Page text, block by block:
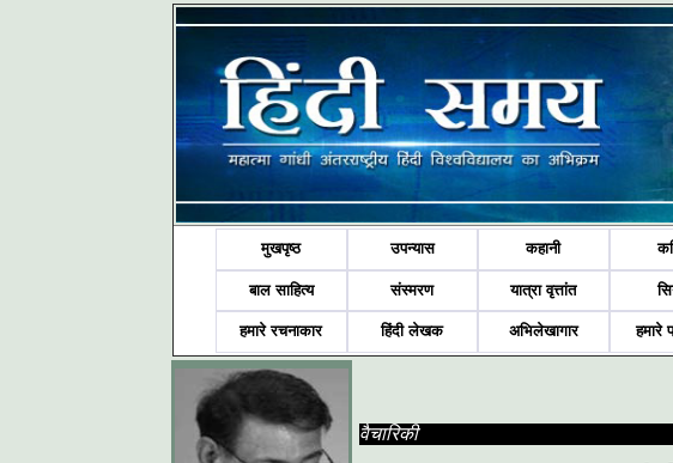
मुखपृष्ठ उपन्यास कहानी
बाल साहित्य संस्मरण यात्रा वृत्तांत
हमारे रचनाकार हिंदी लेखक अभिलेखागार हमारे
वैचारिकी